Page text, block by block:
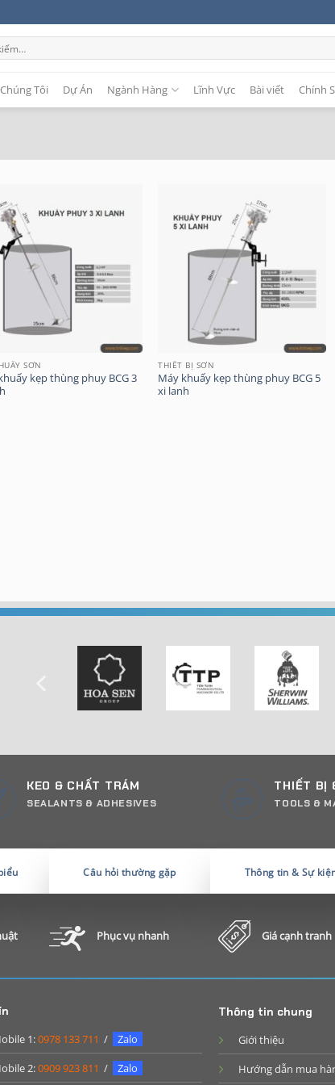
Tôi Dự Án Ngành Hàng Lĩnh Vực Bài viết Chính
SƠN
kẹp thùng phuy BCG 3
THIẾT BỊ SƠN
Máy khuấy kẹp thùng phuy BCG 5
xi lanh
KEO & CHẤT TRÁM
SEALANTS & ADHESIVES
THIẾT BỊ
TOOLS &
Câu hỏi thường gặp Thông tin & Sự
Phục vụ nhanh Giá cạnh tranh
1:0978 133 711 /
Zalo
2:0909 923 811 / Zalo
Thông tin chung
Giới thiệu
Hướng dẫn mua